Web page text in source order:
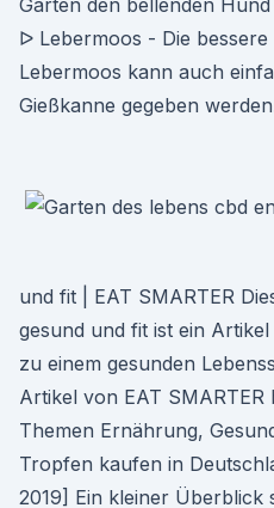
Garten den bellenden
ᐅ Lebermoos - Die
Lebermoos kann auch
Gießkanne gegeben
und fit | EAT SMARTER
gesund und fit ist ein
zu einem gesunden
Artikel von EAT SMARTER
Themen Ernährung,
Tropfen kaufen in
2019] Ein kleiner Überblick